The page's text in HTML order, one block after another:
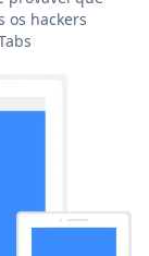
os hackers